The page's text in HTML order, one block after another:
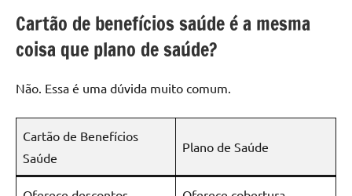
Cartão de benefícios saúde é a mesma
coisa que plano de saúde?
Não. Essa é uma dúvida muito comum.
Cartão de Benefícios
Saúde
Plano de Saúde